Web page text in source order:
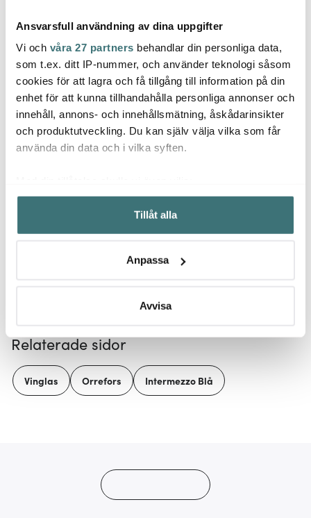
Ansvarsfull användning av dina uppgifter
Vi och våra 27 partners behandlar din personliga data,
som t.ex. ditt IP-nummer, och använder teknologi såsom
cookies för att lagra och få tillgång till information på din
enhet för att kunna tillhandahålla personliga annonser och
innehåll, annons- och innehållsmätning, åskådarinsikter
och produktutveckling. Du kan själv välja vilka som får
använda din data och i vilka syften.
Samla in information om din geografiska plats som
kan ha en noggrannhet på upp till flera meter
Identifiera din enhet genom att aktivt skanna den för
Ta reda på mer om hur dina personliga uppgifter
Du kan ändra eller dra tillbaka ditt samtycke när som
Vi använder cookies för att innehållet och annonserna
ska anpassas efter det som vi tror att du tycker om. Det
gör också att vi kan analysera vår trafik och göra
Tillåt alla
Anpassa
Avvisa
Orrefors
Orrefors Carat Vinglas
44 cl 2-pack
524 kr 749 kr
Orrefors
Intermezzo Guld
Martiniglas 25 cl 2-
pack
1600 kr
Elixir
Låt dig inspireras av våra kunder
Relaterade sidor
Vinglas Orrefors Intermezzo Blå